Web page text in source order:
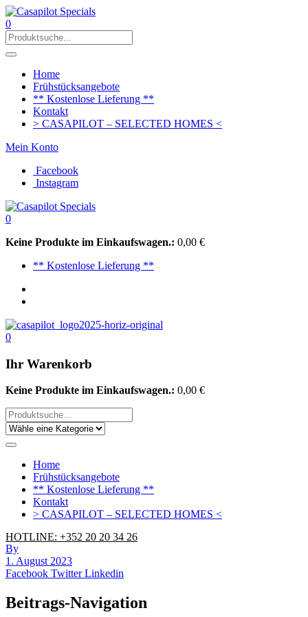
0
Home
Frühstücksangebote
** Kostenlose Lieferung **
Kontakt
> CASAPILOT – SELECTED HOMES <
Mein Konto
Facebook
Instagram
0
Keine Produkte im Einkaufswagen.: 0,00 €
** Kostenlose Lieferung **
0
Ihr Warenkorb
Keine Produkte im Einkaufswagen.: 0,00 €
Home
Frühstücksangebote
** Kostenlose Lieferung **
Kontakt
> CASAPILOT – SELECTED HOMES <
HOTLINE: +352 20 20 34 26
By
1. August 2023
Facebook TwitterLinkedin
Beitrags-Navigation